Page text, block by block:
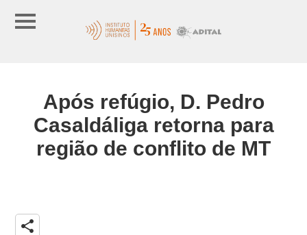
Após refúgio, D. Pedro
Casaldáliga retorna para
região de conflito de MT
share